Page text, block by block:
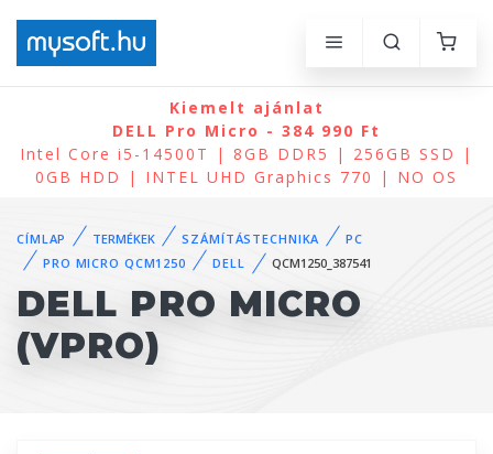
Kiemelt ajánlat
DELL Pro Micro - 384 990 Ft
Intel Core i5-14500T | 8GB DDR5 | 256GB SSD |
0GB HDD | INTEL UHD Graphics 770 | NO OS
CÍMLAP TERMÉKEK SZÁMÍTÁSTECHNIKA
PC
PRO MICRO QCM1250
DELL QCM1250_387541
DELL PRO MICRO
(VPRO)